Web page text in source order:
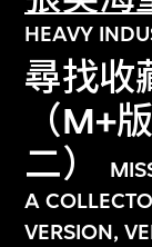
HEAVY
尋找收
（M+
二）
A
VERSION,